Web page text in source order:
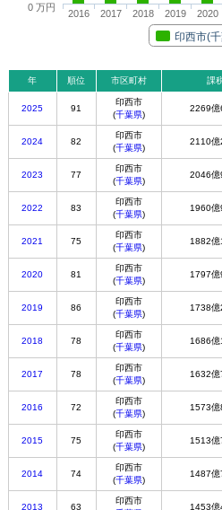
印西市(
2016 2017 2018 2019 2020
0 万円
年 順位 市区町村 課
2025 91
印西市
(千葉県)
2269億
2024 82
印西市
(千葉県)
2110億
2023 77
印西市
(千葉県)
2046億
2022 83
印西市
(千葉県)
1960億
2021 75
印西市
(千葉県)
1882億
2020 81
印西市
(千葉県)
1797億
2019 86
印西市
(千葉県)
1738億
2018 78
印西市
(千葉県)
1686億
2017 78
印西市
(千葉県)
1632億
2016 72
印西市
(千葉県)
1573億
2015 75
印西市
(千葉県)
1513億
2014 74
印西市
(千葉県)
1487億
2013 63
印西市
1453億